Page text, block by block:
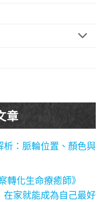
章
：脈輪位置、顏色與
轉化生命療癒師》
在家就能成為自己最好